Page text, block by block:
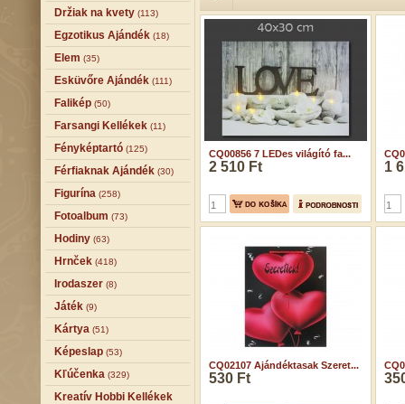
Držiak na kvety (113)
Egzotikus Ajándék (18)
Elem (35)
Esküvőre Ajándék (111)
Falikép (50)
Farsangi Kellékek (11)
Fényképtartó (125)
Férfiaknak Ajándék (30)
Figurína (258)
Fotoalbum (73)
Hodiny (63)
Hrnček (418)
Irodaszer (8)
Játék (9)
Kártya (51)
Képeslap (53)
Kľúčenka (329)
Kreatív Hobbi Kellékek
CQ00856 7 LEDes világító fa...
2 510 Ft 1
CQ02107 Ajándéktasak Szeret...
530 Ft